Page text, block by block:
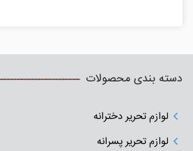
دسته بندی محصولات
لوازم تحریر دخترانه
لوازم تحریر پسرانه